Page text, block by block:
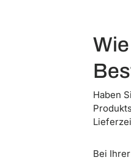
Haben
Bei